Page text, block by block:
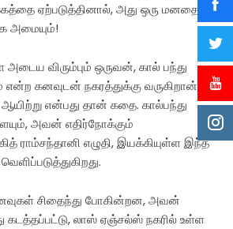
ஏற்படுத்தினால், அது ஒரு மனதை
அமையும்!
விரும்பும் ஒருவன், கால் பந்து
கனவுடன் நகரத்துக்கு வருகிறான்
என்பது தான் கதை. கால்பந்து
அவன் எதிர்நோக்கும்
ராம்சந்தானி எழுதி, இயக்கியுள்ள இந்த
சிதைந்து போகின்றன, அவன்
கடத்தப்பட்டு, லாஸ் ஏஞ்சல்ஸ் நகரில் உள்ள